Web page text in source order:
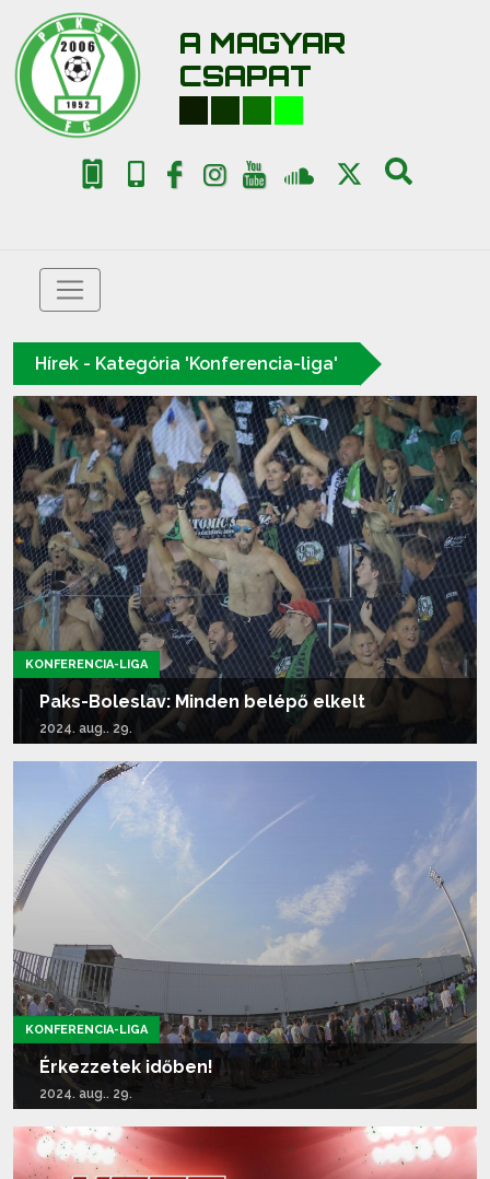
A MAGYAR
CSAPAT
Hírek - Kategória 'Konferencia-liga'
KONFERENCIA-LIGA
Paks-Boleslav: Minden belépő elkelt
2024. aug.. 29.
Tovább olvasom...
KONFERENCIA-LIGA
Érkezzetek időben!
2024. aug.. 29.
Tovább olvasom...